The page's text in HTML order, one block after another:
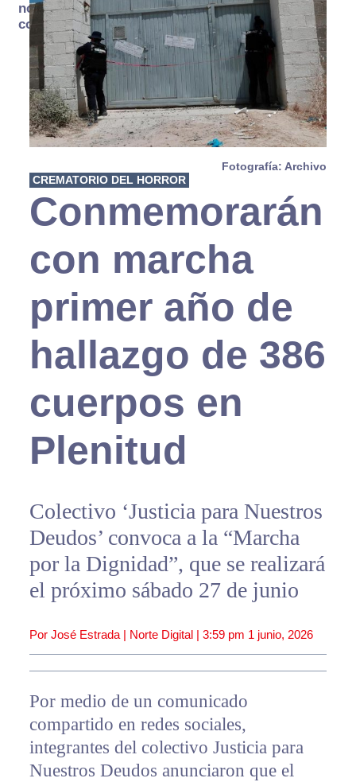
no se
consume
Fotografía: Archivo
CREMATORIO DEL HORROR
Conmemorarán
con marcha
primer año de
hallazgo de 386
cuerpos en
Plenitud
Colectivo ‘Justicia para Nuestros
Deudos’ convoca a la “Marcha
por la Dignidad”, que se realizará
el próximo sábado 27 de junio
Por José Estrada | Norte Digital | 3:59 pm 1 junio, 2026
Por medio de un comunicado
compartido en redes sociales,
integrantes del colectivo Justicia para
Nuestros Deudos anunciaron que el